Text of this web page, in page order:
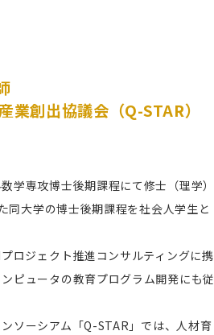
業創出協議会（Q-STAR）
学専攻博士後期課程にて修士（理学）
同大学の博士後期課程を社会人学生と
ロジェクト推進コンサルティングに携
ピュータの教育プログラム開発にも従
ソーシアム「Q-STAR」では、人材育